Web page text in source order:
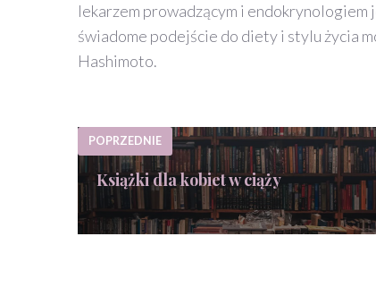
lekarzem prowadzącym i endokrynologiem
świadome podejście do diety i stylu życia
Hashimoto.
POPRZEDNIE
Książki dla kobiet w ciąży